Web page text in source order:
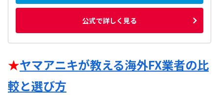
公式で詳しく見る
★ヤマアニキが教える海外FX業者の比
較と選び方